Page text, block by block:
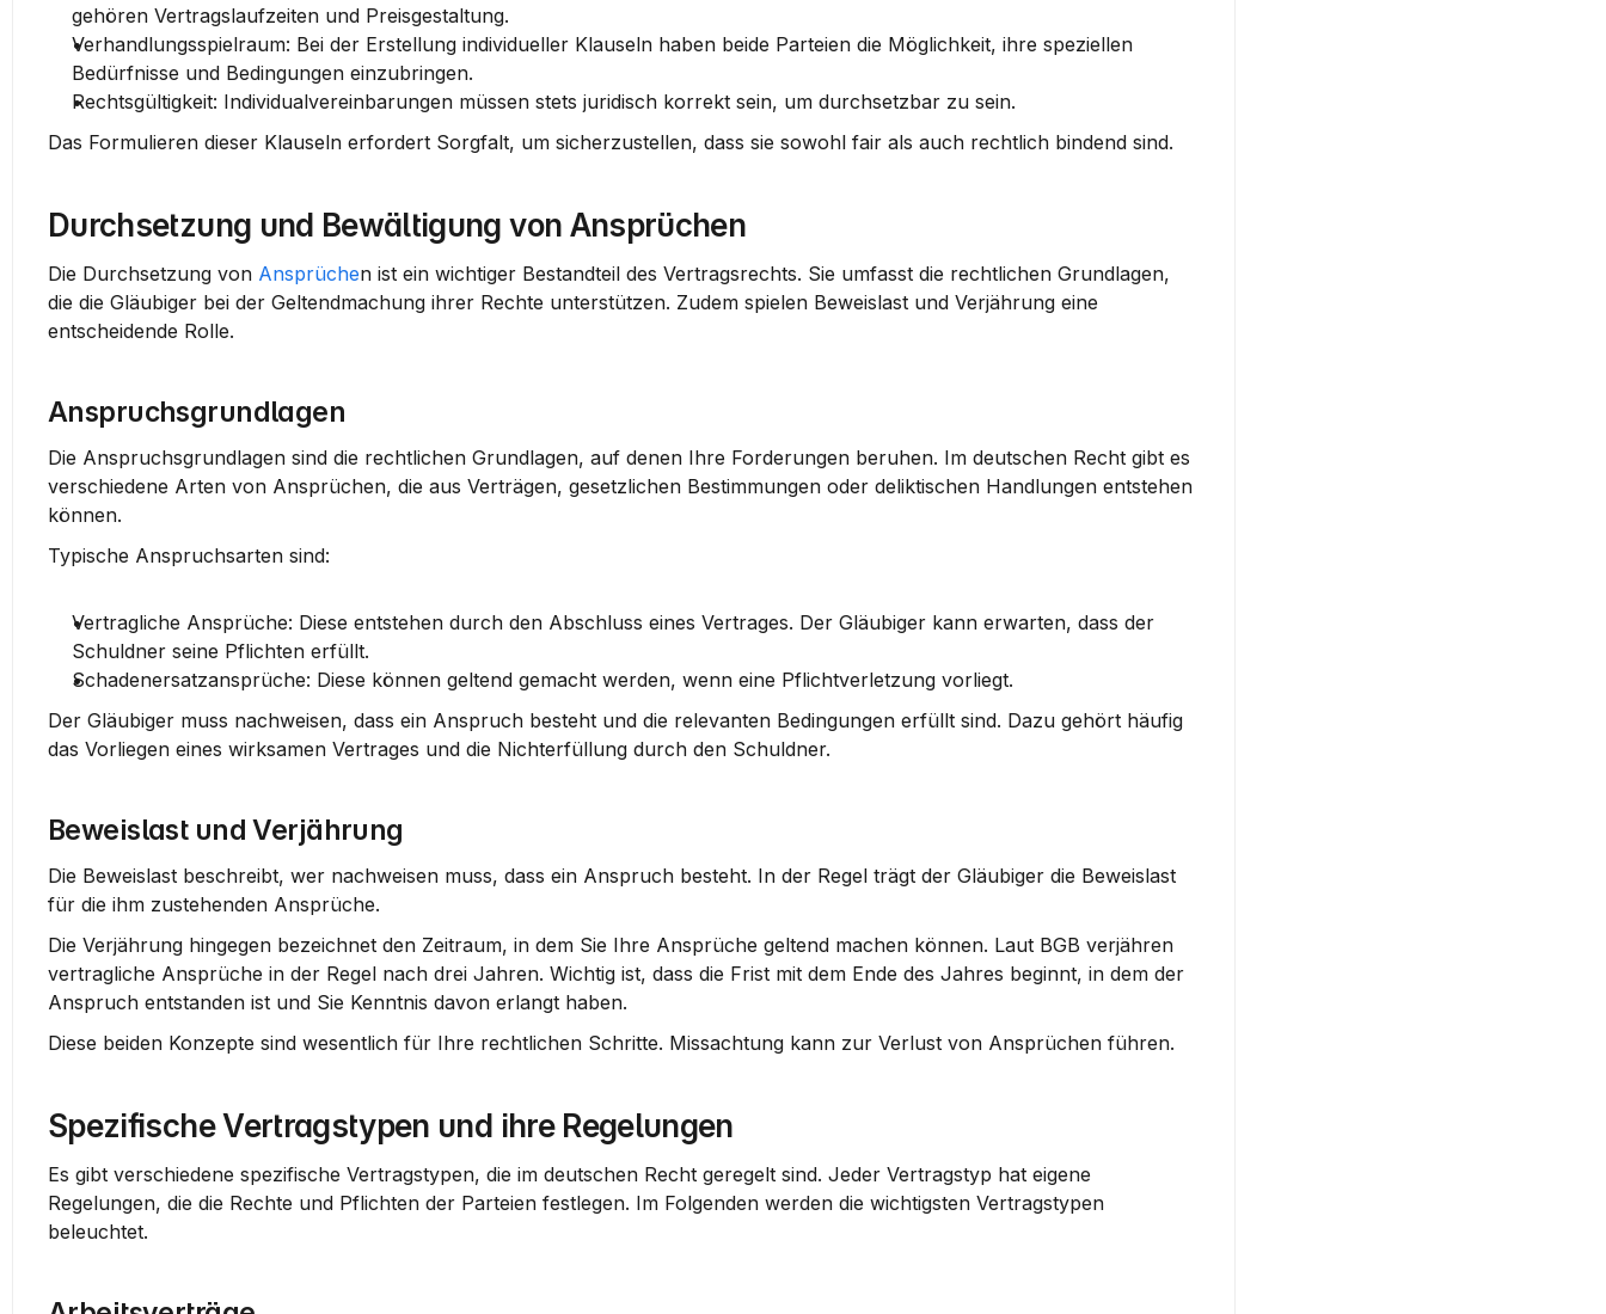
gehören Vertragslaufzeiten und Preisgestaltung.
Verhandlungsspielraum: Bei der Erstellung individueller Klauseln haben beide Parteien die Möglichkeit, ihre speziellen
Bedürfnisse und Bedingungen einzubringen.
Rechtsgültigkeit: Individualvereinbarungen müssen stets juridisch korrekt sein, um durchsetzbar zu sein.
Das Formulieren dieser Klauseln erfordert Sorgfalt, um sicherzustellen, dass sie sowohl fair als auch rechtlich bindend sind.
Durchsetzung und Bewältigung von Ansprüchen
Die Durchsetzung von Ansprüchen ist ein wichtiger Bestandteil des Vertragsrechts. Sie umfasst die rechtlichen Grundlagen,
die die Gläubiger bei der Geltendmachung ihrer Rechte unterstützen. Zudem spielen Beweislast und Verjährung eine
entscheidende Rolle.
Anspruchsgrundlagen
Die Anspruchsgrundlagen sind die rechtlichen Grundlagen, auf denen Ihre Forderungen beruhen. Im deutschen Recht gibt es
verschiedene Arten von Ansprüchen, die aus Verträgen, gesetzlichen Bestimmungen oder deliktischen Handlungen entstehen
können.
Typische Anspruchsarten sind:
Vertragliche Ansprüche: Diese entstehen durch den Abschluss eines Vertrages. Der Gläubiger kann erwarten, dass der
Schuldner seine Pflichten erfüllt.
Schadenersatzansprüche: Diese können geltend gemacht werden, wenn eine Pflichtverletzung vorliegt.
Der Gläubiger muss nachweisen, dass ein Anspruch besteht und die relevanten Bedingungen erfüllt sind. Dazu gehört häufig
das Vorliegen eines wirksamen Vertrages und die Nichterfüllung durch den Schuldner.
Beweislast und Verjährung
Die Beweislast beschreibt, wer nachweisen muss, dass ein Anspruch besteht. In der Regel trägt der Gläubiger die Beweislast
für die ihm zustehenden Ansprüche.
Die Verjährung hingegen bezeichnet den Zeitraum, in dem Sie Ihre Ansprüche geltend machen können. Laut BGB verjähren
vertragliche Ansprüche in der Regel nach drei Jahren. Wichtig ist, dass die Frist mit dem Ende des Jahres beginnt, in dem der
Anspruch entstanden ist und Sie Kenntnis davon erlangt haben.
Diese beiden Konzepte sind wesentlich für Ihre rechtlichen Schritte. Missachtung kann zur Verlust von Ansprüchen führen.
Spezifische Vertragstypen und ihre Regelungen
Es gibt verschiedene spezifische Vertragstypen, die im deutschen Recht geregelt sind. Jeder Vertragstyp hat eigene
Regelungen, die die Rechte und Pflichten der Parteien festlegen. Im Folgenden werden die wichtigsten Vertragstypen
beleuchtet.